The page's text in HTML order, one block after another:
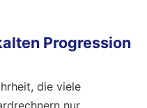
Progression
die viele
nur